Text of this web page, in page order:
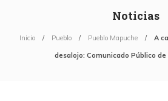
Noticias
Inicio Pueblo Pueblo Mapuche A
desalojo: Comunicado Público de